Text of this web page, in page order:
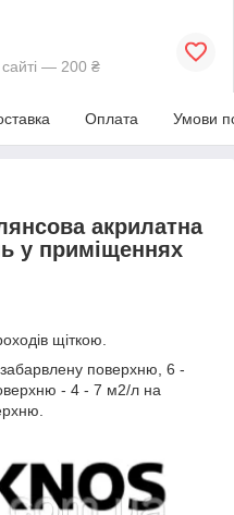
— 200 ₴
Оплата Умови
акрилатна
у приміщеннях
щіткою.
поверхню, 6 -
- 4 - 7 м2/л на